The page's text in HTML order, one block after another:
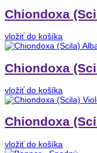
Chiondoxa
vložiť do košíka
Chiondoxa
vložiť do košíka
Chiondoxa
vložiť do košíka